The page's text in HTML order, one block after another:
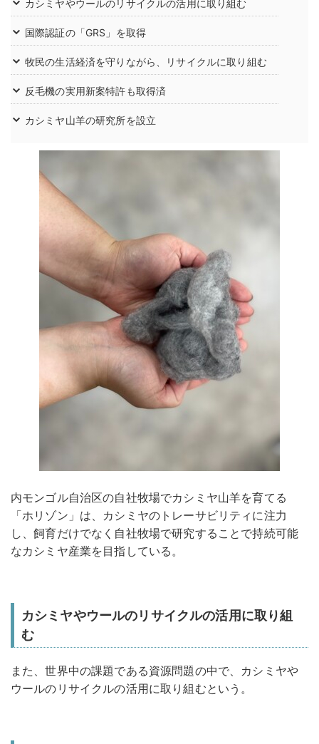
カシミヤやウールのリサイクルの活用に取り組む
国際認証の「GRS」を取得
牧民の生活経済を守りながら、リサイクルに取り組む
反毛機の実用新案特許も取得済
カシミヤ山羊の研究所を設立
内モンゴル自治区の自社牧場でカシミヤ山羊を育てる
「ホリゾン」は、カシミヤのトレーサビリティに注力
し、飼育だけでなく自社牧場で研究することで持続可能
なカシミヤ産業を目指している。
カシミヤやウールのリサイクルの活用に取り組
む
また、世界中の課題である資源問題の中で、カシミヤや
ウールのリサイクルの活用に取り組むという。